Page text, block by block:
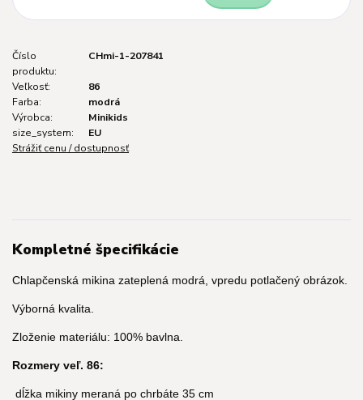
Číslo
produktu:
CHmi-1-207841
Veľkosť:
86
Farba:
modrá
Výrobca:
Minikids
size_system:
EU
Strážiť cenu / dostupnosť
Kompletné špecifikácie
Chlapčenská mikina zateplená modrá, vpredu potlačený obrázok.
Výborná kvalita.
Zloženie materiálu: 100% bavlna.
Rozmery veľ. 86:
dĺžka mikiny meraná po chrbáte 35 cm